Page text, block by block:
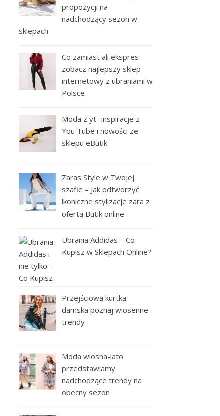
propozycji na
nadchodzący sezon w
sklepach
Co zamiast ali ekspres
zobacz najlepszy sklep
internetowy z ubraniami w
Polsce
Moda z yt- inspiracje z
You Tube i nowości ze
sklepu eButik
Zaras Style w Twojej
szafie – Jak odtworzyć
ikoniczne stylizacje zara z
ofertą Butik online
Ubrania Addidas – Co
Kupisz w Sklepach Online?
Przejściowa kurtka
damska poznaj wiosenne
trendy
Moda wiosna-lato
przedstawiamy
nadchodzące trendy na
obecny sezon